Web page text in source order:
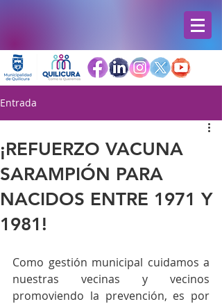
Entrada
¡REFUERZO VACUNA
SARAMPIÓN PARA
NACIDOS ENTRE 1971 Y
1981!
Como gestión municipal cuidamos a
nuestras vecinas y vecinos
promoviendo la prevención, es por